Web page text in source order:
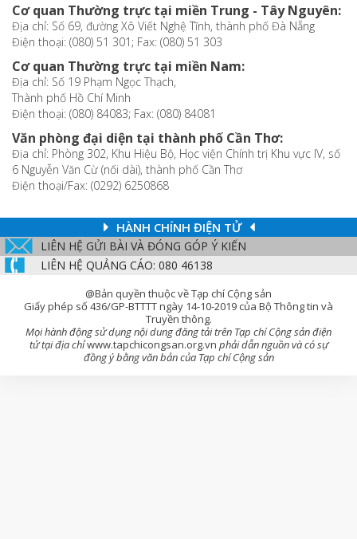
Cơ quan Thường trực tại miền Trung - Tây Nguyên:
Địa chỉ: Số 69, đường Xô Viết Nghệ Tĩnh, thành phố Đà Nẵng
Điện thoại: (080) 51 301; Fax: (080) 51 303
Cơ quan Thường trực tại miền Nam:
Địa chỉ: Số 19 Phạm Ngọc Thạch,
Thành phố Hồ Chí Minh
Điện thoại: (080) 84083; Fax: (080) 84081
Văn phòng đại diện tại thành phố Cần Thơ:
Địa chỉ: Phòng 302, Khu Hiệu Bộ, Học viện Chính trị Khu vực IV, số
6 Nguyễn Văn Cừ (nối dài), thành phố Cần Thơ
Điện thoại/Fax: (0292) 6250868
HÀNH CHÍNH ĐIỆN TỬ
LIÊN HỆ GỬI BÀI VÀ ĐÓNG GÓP Ý KIẾN
LIÊN HỆ QUẢNG CÁO: 080 46138
@Bản quyền thuộc về Tạp chí Cộng sản
Giấy phép số 436/GP-BTTTT ngày 14-10-2019 của Bộ Thông tin và
Truyền thông.
Mọi hành động sử dụng nội dung đăng tải trên Tạp chí Cộng sản điện
tử tại địa chỉwww.tapchicongsan.org.vn phải dẫn nguồn và có sự
đồng ý bằng văn bản của Tạp chí Cộng sản